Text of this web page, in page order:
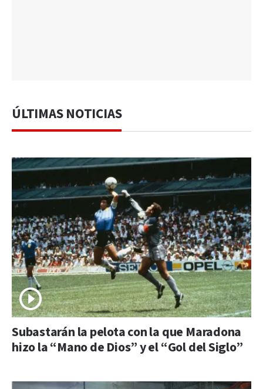
ÚLTIMAS NOTICIAS
Subastarán la pelota con la que Maradona
hizo la “Mano de Dios” y el “Gol del Siglo”